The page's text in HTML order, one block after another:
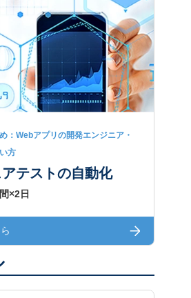
：Webアプリの開発エンジニア・
方
テストの自動化
×2日